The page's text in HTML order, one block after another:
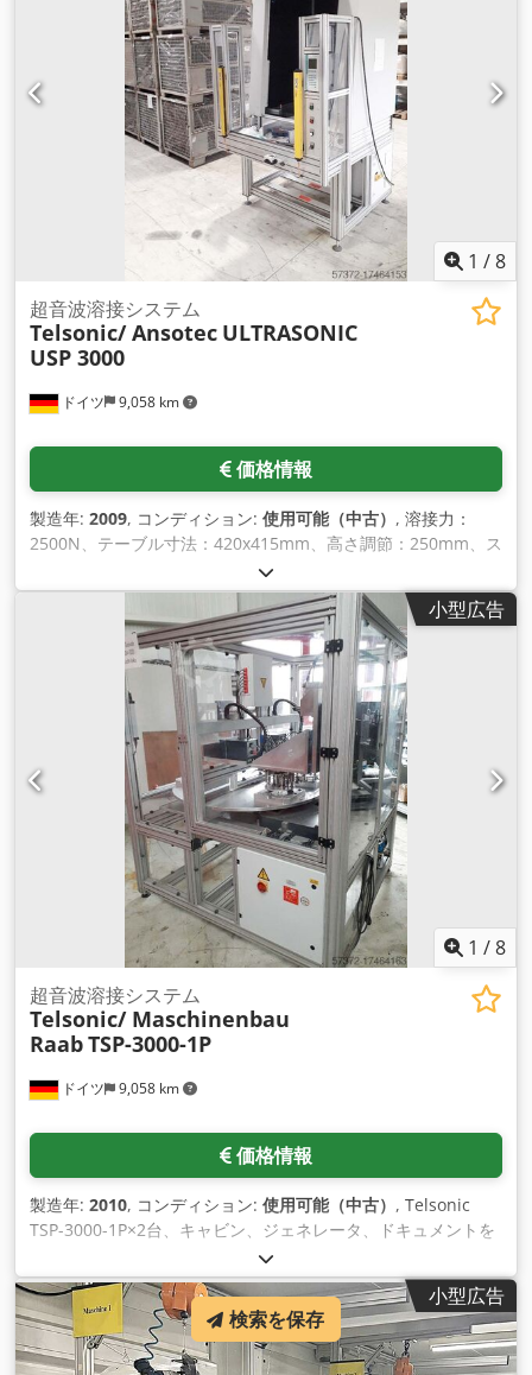
1 /8
ドイツ 9,058 km
超音波溶接システム
Telsonic/ Ansotec ULTRASONIC
USP 3000
価格情報
製造年: 2009, コンディション: 使用可能（中古） , 溶接力：
2500N、テーブル寸法：420x415mm、高さ調節：250mm、ス
トローク：100mm、制御：Telsonic MPS-4、接続負荷：
4000W、長さ：459mm、幅：854mm、高さ：1315mm、重
量：130kg。SICK C4000セーフティライトカーテン、キャビ
ン、資料付。現地調査可能。 Crodpfeuy T I Hsx Agfsf
小型広告
1 /8
ドイツ 9,058 km
超音波溶接システム
Telsonic/ Maschinenbau
RaabTSP-3000-1P
価格情報
製造年: 2010, コンディション: 使用可能（中古） , Telsonic
TSP-3000-1P×2台、キャビン、ジェネレータ、ドキュメントを
備えた超音波溶接システムをご用意。溶接力：2500N、テーブ
ル寸法：420x415mm、高さ調節：250mm、ストローク：
100mm、制御：Siemens SIMATIC PANEL、長さ：762mm、
幅：854mm、高さ：1316mm、重量：130kg。現地調査可
能。 Credjuy T Ndepfx Agfef
小型広告
検索を保存